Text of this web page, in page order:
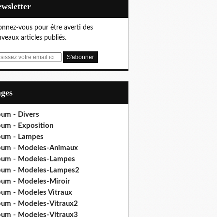
vous pour être averti des
articles publiés.
- Divers
- Exposition
- Lampes
- Modeles-Animaux
- Modeles-Lampes
- Modeles-Lampes2
- Modeles-Miroir
- Modeles Vitraux
- Modeles-Vitraux2
- Modeles-Vitraux3